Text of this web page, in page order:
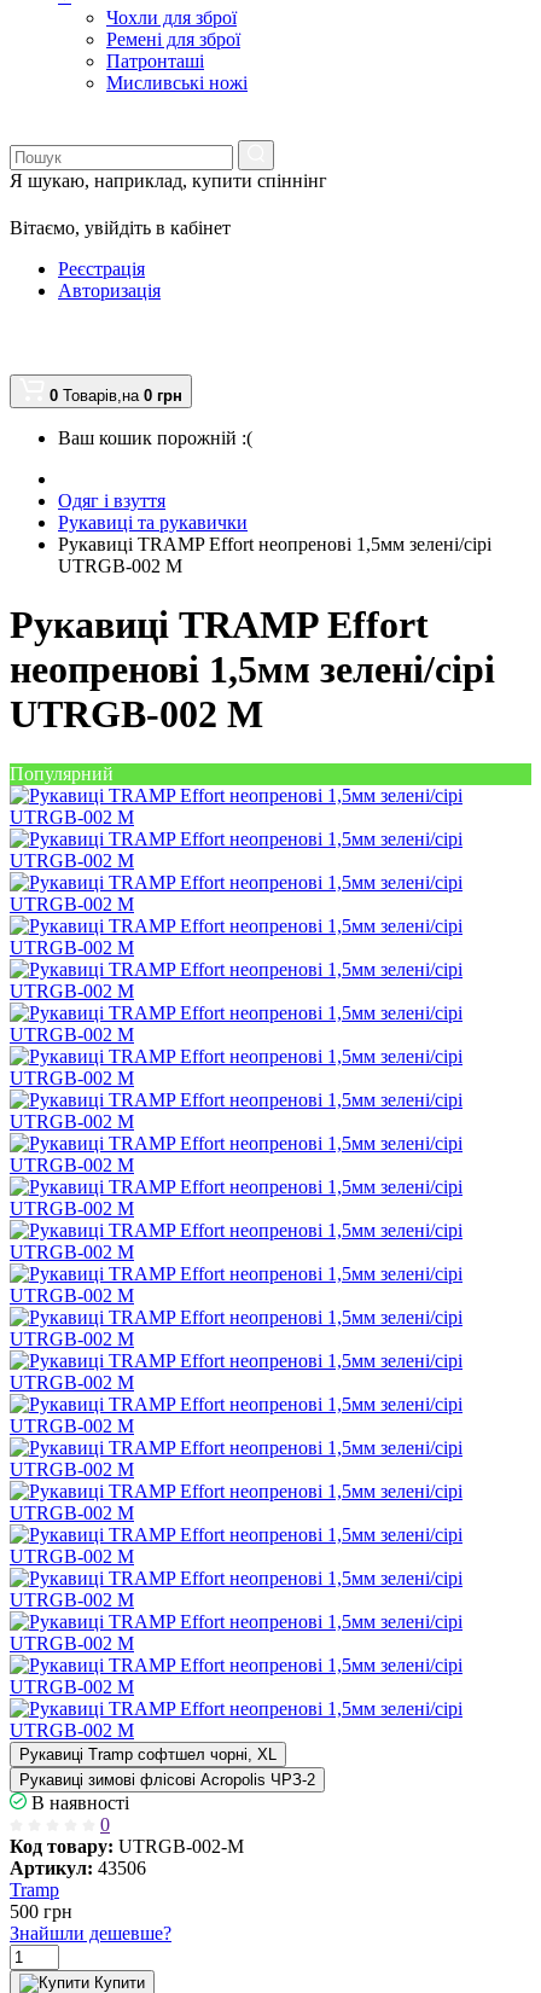
Чохли для зброї
Ремені для зброї
Патронташі
Мисливські ножі
Я шукаю, наприклад, купити спіннінг
Вітаємо, увійдіть в кабінет
Реєстрація
Авторизація
0 Товарів,на 0 грн
Ваш кошик порожній :(
Одяг і взуття
Рукавиці та рукавички
Рукавиці TRAMP Effort неопренові 1,5мм зелені/сірі
UTRGB-002 M
Рукавиці TRAMP Effort
неопренові 1,5мм зелені/сірі
UTRGB-002 M
Популярний
Рукавиці Tramp софтшел чорні, XL
Рукавиці зимові флісові Acropolis ЧРЗ-2
В наявності
0
Код товару: UTRGB-002-M
Артикул: 43506
Tramp
500 грн
Знайшли дешевше?
Купити